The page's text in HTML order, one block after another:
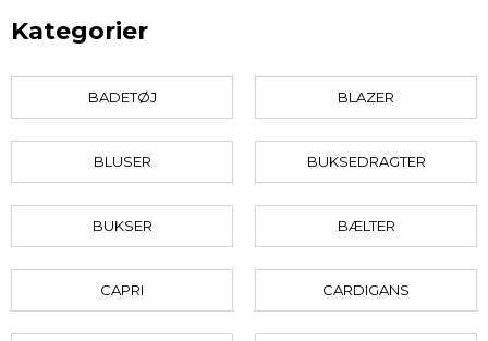
Kategorier
BADETØJ BLAZER
BLUSER BUKSEDRAGTER
BUKSER BÆLTER
CAPRI CARDIGANS